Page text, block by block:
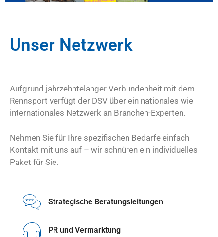
Unser Netzwerk
Aufgrund jahrzehntelanger Verbundenheit mit dem
Rennsport verfügt der DSV über ein nationales wie
internationales Netzwerk an Branchen-Experten.
Nehmen Sie für Ihre spezifischen Bedarfe einfach
Kontakt mit uns auf – wir schnüren ein individuelles
Paket für Sie.
Strategische Beratungsleitungen
PR und Vermarktung